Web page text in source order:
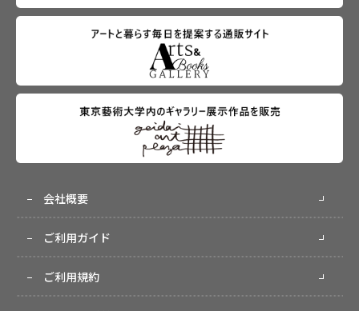
会社概要
ご利用ガイド
ご利用規約